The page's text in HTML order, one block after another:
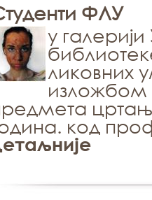
ФЛУ
у
ликовних
изложбом
код